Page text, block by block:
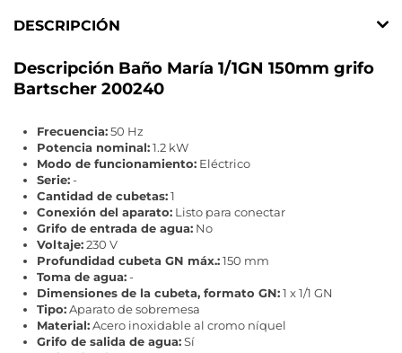
DESCRIPCIÓN
Descripción Baño María 1/1GN 150mm grifo
Bartscher 200240
Frecuencia:50 Hz
Potencia nominal:1.2 kW
Modo de funcionamiento: Eléctrico
Serie:-
Cantidad de cubetas:1
Conexión del aparato: Listo para conectar
Grifo de entrada de agua: No
Voltaje:230 V
Profundidad cubeta GN máx.:150 mm
Toma de agua:-
Dimensiones de la cubeta, formato GN:1 x 1/1 GN
Tipo:Aparato de sobremesa
Material:Acero inoxidable al cromo níquel
Grifo de salida de agua:Sí